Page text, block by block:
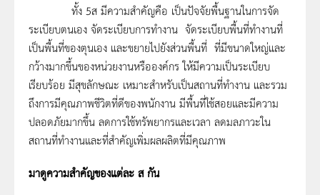
ทั้ง 5ส มีความสำคัญคือ เป็นปัจจัยพื้นฐานในการจัด
ระเบียบตนเอง จัดระเบียบการทำงาน จัดระเบียบพื้นที่ทำงานที่
เป็นพื้นที่ของตุนเอง และขยายไปยังส่วนพื้นที่ ที่มีขนาดใหญ่และ
กว้างมากขึ้นของหน่วยงานหรือองค์กร ให้มีความเป็นระเบียบ
เรียบร้อย มีสุขลักษณะ เหมาะสำหรับเป็นสถานที่ทำงาน และรวม
ถึงการมีคุณภาพชีวิตที่ดีของพนักงาน มีพื้นที่ใช้สอยและมีความ
ปลอดภัยมากขึ้น ลดการใช้ทรัพยากรและเวลา ลดมลภาวะใน
สถานที่ทำงานและที่สำคัญเพิ่มผลผลิตที่มีคุณภาพ
มาดูความสำคัญของแต่ละ ส กัน